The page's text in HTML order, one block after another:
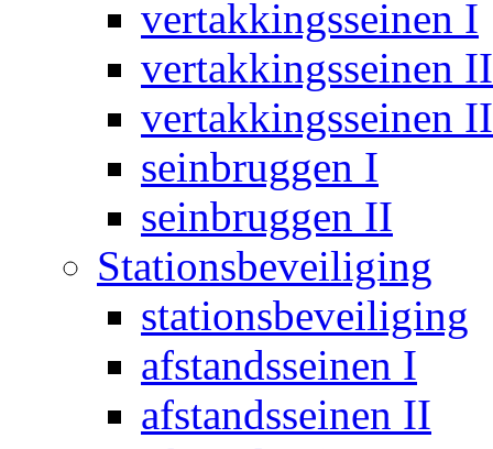
vertakkingsseinen I
vertakkingsseinen II
vertakkingsseinen
seinbruggen I
seinbruggen II
Stationsbeveiliging
stationsbeveiliging
afstandsseinen I
afstandsseinen II